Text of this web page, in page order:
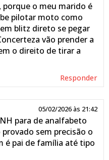
o meu marido é
pilotar moto como
blitz direto se pegar
vão prender a
o direito de tirar a
Responder
05/02/2026 às 21:42
para de analfabeto
sem precisão o
é pai de família até tipo